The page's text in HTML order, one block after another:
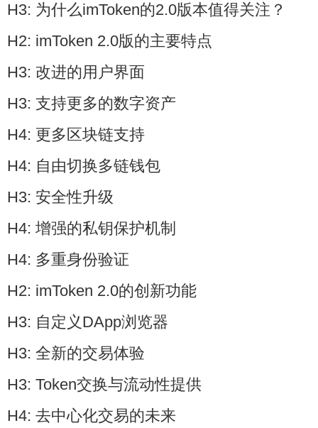
H3: 为什么imToken的2.0版本值得关注？
H2: imToken 2.0版的主要特点
H3: 改进的用户界面
H3: 支持更多的数字资产
H4: 更多区块链支持
H4: 自由切换多链钱包
H3: 安全性升级
H4: 增强的私钥保护机制
H4: 多重身份验证
H2: imToken 2.0的创新功能
H3: 自定义DApp浏览器
H3: 全新的交易体验
H3: Token交换与流动性提供
H4: 去中心化交易的未来